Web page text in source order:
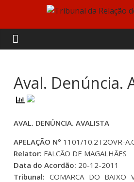
content
Tribunal
da
Relação
de
Coimbra
Aval. Denúncia.
AVAL. DENÚNCIA. AVALISTA
APELAÇÃO Nº 1101/10.2T2OVR-
Relator: FALCÃO DE MAGALHÃES
Data do Acordão: 20-12-2011
Tribunal: COMARCA DO BAIXO